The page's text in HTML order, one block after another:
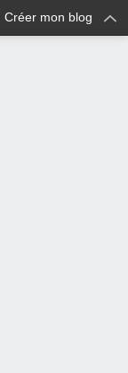
Créer mon blog